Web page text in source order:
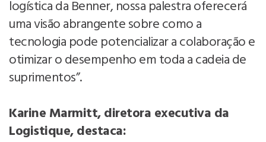
logística da Benner, nossa palestra oferecerá
uma visão abrangente sobre como a
tecnologia pode potencializar a colaboração e
otimizar o desempenho em toda a cadeia de
suprimentos”.
Karine Marmitt, diretora executiva da
Logistique, destaca: